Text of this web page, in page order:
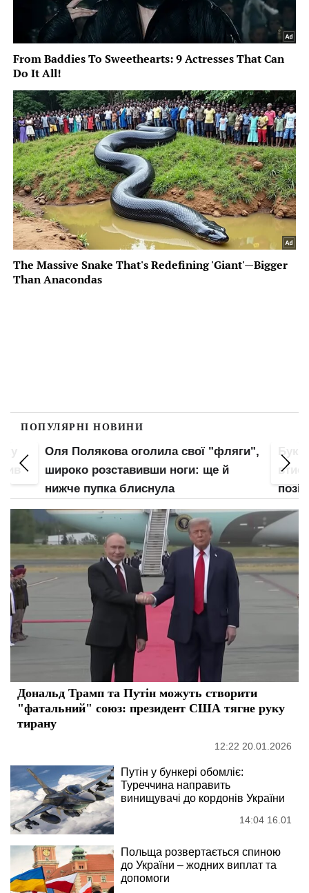
ПОПУЛЯРНІ НОВИНИ
Оля Полякова оголила свої "фляги",
широко розставивши ноги: ще й
нижче пупка блиснула
Дональд Трамп та Путін можуть створити
"фатальний" союз: президент США тягне руку
тирану
12:22 20.01.2026
Путін у бункері обомліє:
Туреччина направить
винищувачі до кордонів України
14:04 16.01
Польща розвертається спиною
до України – жодних виплат та
допомоги